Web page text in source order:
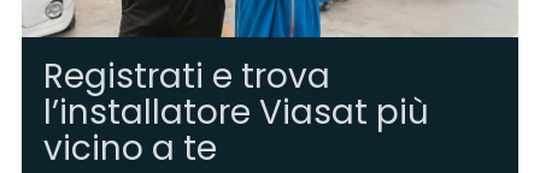
Registrati e trova
l’installatore Viasat più
vicino a te